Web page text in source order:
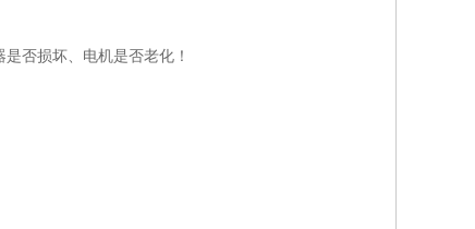
否损坏、电机是否老化！